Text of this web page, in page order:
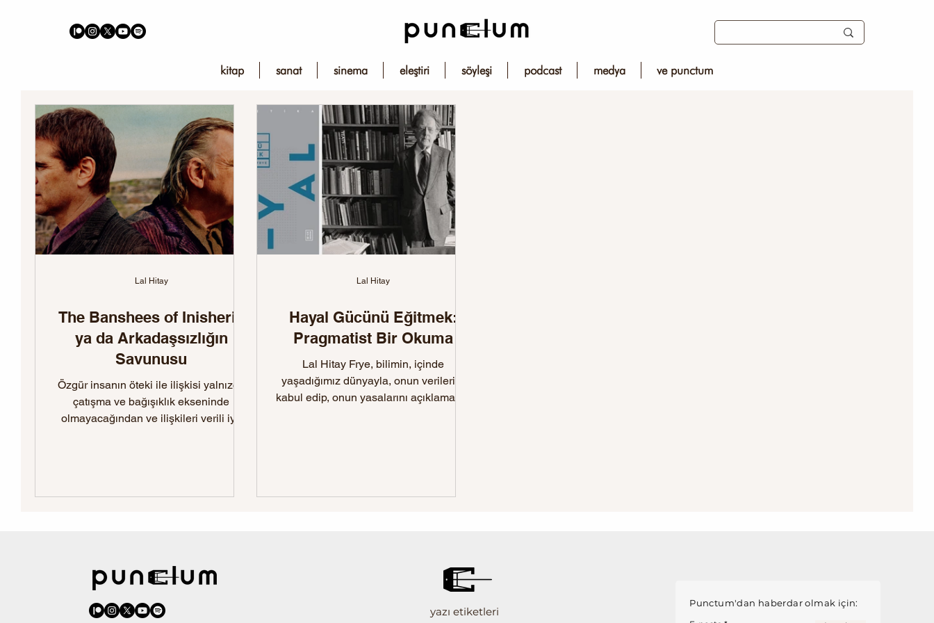
kitap sanat sinema eleştiri söyleşi podcast medya ve punctum
The Banshees of Inisherin
ya da Arkadaşsızlığın
Savunusu
Özgür insanın öteki ile ilişkisi yalnızca
çatışma ve bağışıklık ekseninde
olmayacağından ve ilişkileri verili iyi-
uyandıracak karşılaşmalar
Lal Hitay
Hayal Gücünü Eğitmek:
Pragmatist Bir Okuma
Lal Hitay Frye, bilimin, içinde
yaşadığımız dünyayla, onun verilerini
kabul edip, onun yasalarını açıklamayla
Lal Hitay
yazı etiketleri
Punctum'dan haberdar olmak için: